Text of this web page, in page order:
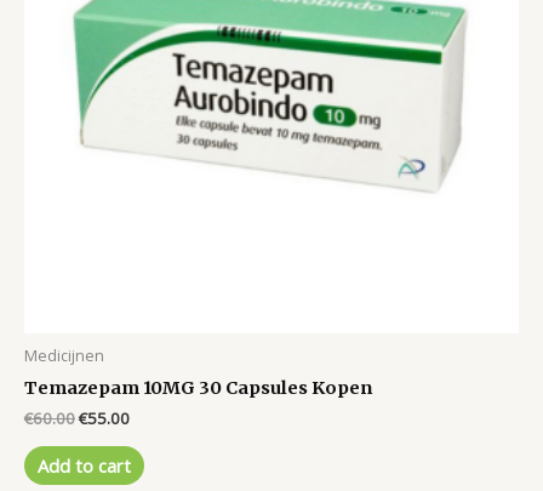
Medicijnen
Temazepam 10MG 30 Capsules Kopen
€60.00Original
was:
€60.00.
€55.00Current
is:
€55.00.
Add to cart